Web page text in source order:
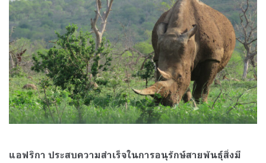
แอฟริกา ประสบความสำเร็จในการอนุรักษ์สายพันธุ์สิ่งมี